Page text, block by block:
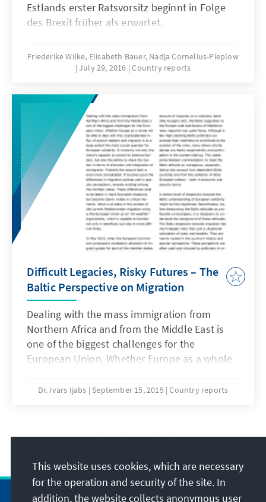
Estlands erster Ratsvorsitz beginnt in Folge
des Brexit früher als erwartet.
Friederike Wilke, Elisabeth Bauer, Nadja Cornelius-Pieplow
July 29, 2016 Country reports
Difficult Legacies, Risky Futures – The
Baltic Perspective on Migration
Dealing with the mass immigration from
Northern Africa and from the Middle East is
one of the biggest challenges for the
European Union. Whether Europe as a whole
in-flux of asylum seekers and migrants is to a
Dr. Ivars Ijabs September 15, 2015 Country reports
7/20
This website uses cookies, which are necessary
for the operation and security of the site. In
addition, the website collects anonymous user